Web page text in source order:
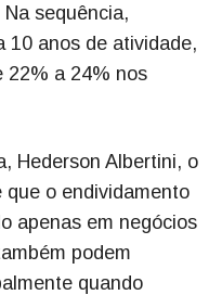
sequência,
10 anos de atividade,
22% a 24% nos
Hederson Albertini, o
que o endividamento
apenas em negócios
podem
quando